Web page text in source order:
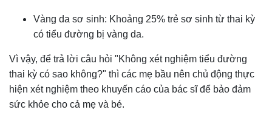
Vàng da sơ sinh: Khoảng 25% trẻ sơ sinh từ thai kỳ
có tiểu đường bị vàng da.
Vì vậy, để trả lời câu hỏi "Không xét nghiệm tiểu đường
thai kỳ có sao không?" thì các mẹ bầu nên chủ động thực
hiện xét nghiệm theo khuyến cáo của bác sĩ để bảo đảm
sức khỏe cho cả mẹ và bé.